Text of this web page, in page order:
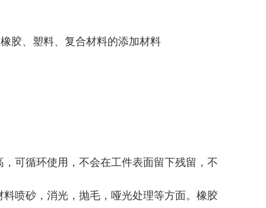
胶、塑料、复合材料的添加材料
可循环使用，不会在工件表面留下残留，不
喷砂，消光，抛毛，哑光处理等方面。橡胶